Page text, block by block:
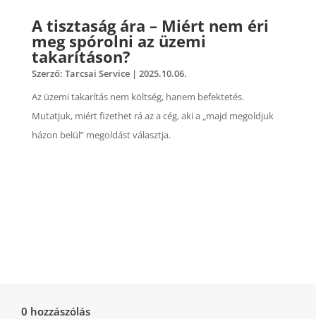
A tisztaság ára – Miért nem éri
meg spórolni az üzemi
takarításon?
Szerző: Tarcsai Service| 2025.10.06.
Az üzemi takarítás nem költség, hanem befektetés.
Mutatjuk, miért fizethet rá az a cég, aki a „majd megoldjuk
házon belül” megoldást választja.
0 hozzászólás